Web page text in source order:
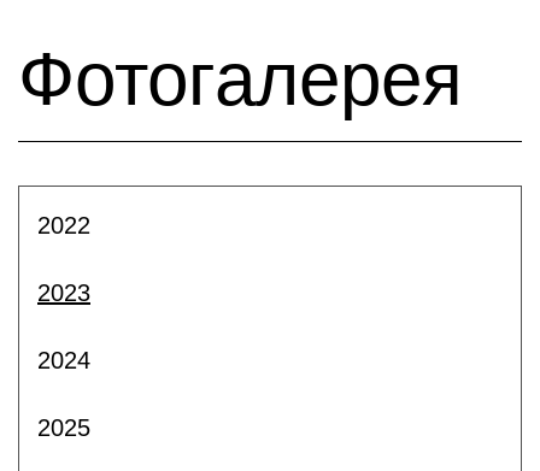
Фотогалерея
2022
2023
2024
2025